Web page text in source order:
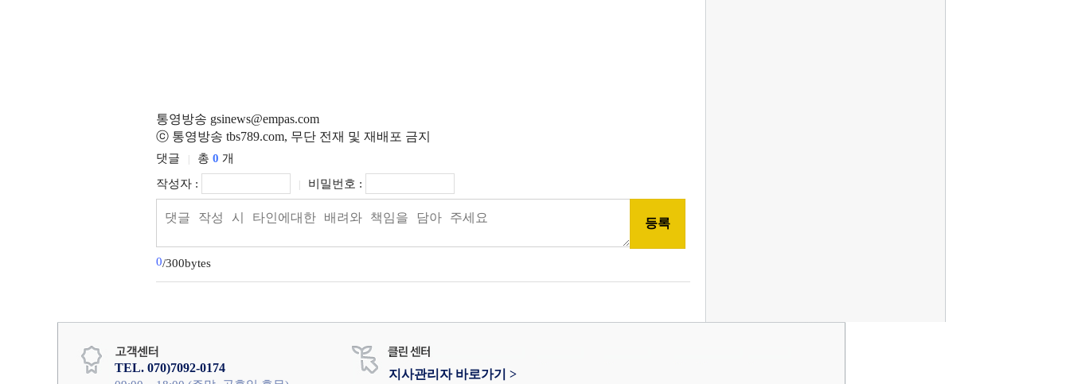
통영방송 gsinews@empas.com
ⓒ 통영방송 tbs789.com, 무단 전재 및 재배포 금지
댓글 총 0 개
작성자 :
비밀번호 :
0/300bytes
TEL. 070)7092-0174 지사관리자 바로가기 >